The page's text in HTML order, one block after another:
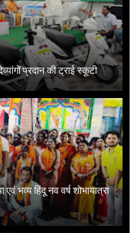
प्रदान की ट्राई स्कूटी
भव्य हिंदू नव वर्ष शोभायात्रा